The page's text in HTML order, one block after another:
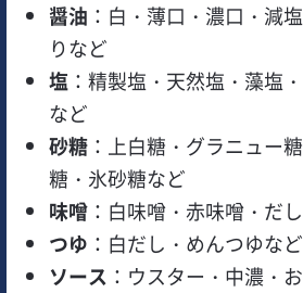
醤油 ：白・薄口・濃口・減
りなど
塩：精製塩・天然塩・藻塩
など
砂糖：上白糖・グラニュー
糖・氷砂糖など
味噌：白味噌・赤味噌・だ
つゆ ：白だし・めんつゆなど
ソース ：ウスター・中濃・